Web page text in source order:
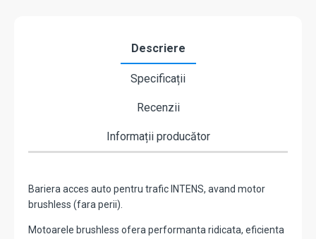
Descriere
Specificații
Recenzii
Informații producător
Bariera acces auto pentru trafic INTENS, avand motor
brushless (fara perii).
Motoarele brushless ofera performanta ridicata, eficienta